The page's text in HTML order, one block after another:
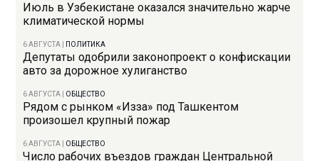
Июль в Узбекистане оказался значительно жарче
климатической нормы
6 АВГУСТА ПОЛИТИКА
Депутаты одобрили законопроект о конфискации
авто за дорожное хулиганство
6 АВГУСТА ОБЩЕСТВО
Рядом с рынком «Изза» под Ташкентом
произошел крупный пожар
6 АВГУСТА ОБЩЕСТВО
Число рабочих въездов граждан Центральной